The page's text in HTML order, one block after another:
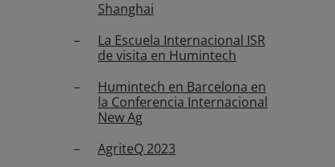
Shanghai
La Escuela Internacional ISR
de visita en Humintech
Humintech en Barcelona en
la Conferencia Internacional
New Ag
AgriteQ 2023